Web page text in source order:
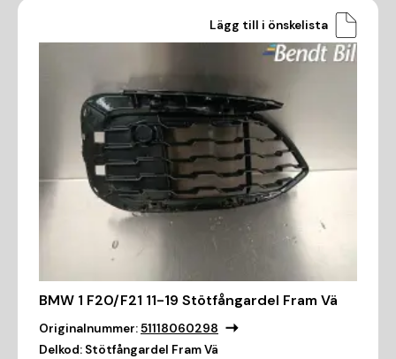
Lägg till i önskelista
BMW 1 F20/F21 11-19 Stötfångardel Fram Vä
Originalnummer:51118060298
Delkod: Stötfångardel Fram Vä